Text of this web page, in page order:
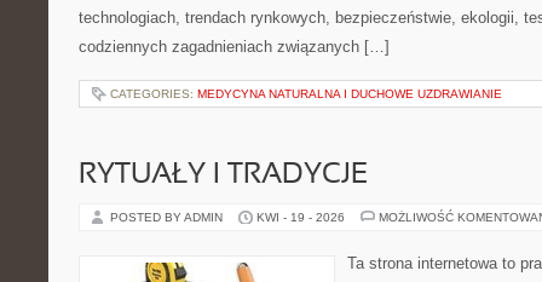
technologiach, trendach rynkowych, bezpieczeństwie, ekologii,
codziennych zagadnieniach związanych […]
CATEGORIES: MEDYCYNA NATURALNA I DUCHOWE UZDRAWIANIE
RYTUAŁY I TRADYCJE
POSTED BY ADMIN KWI - 19 - 2026 MOŻLIWOŚĆ
Ta strona internetowa to